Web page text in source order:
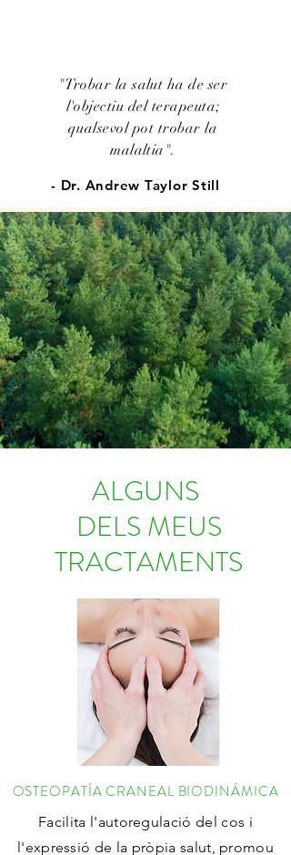
"Trobar la salut ha de ser
l'objectiu del terapeuta;
qualsevol pot trobar la
malaltia".
- Dr. Andrew Taylor Still
ALGUNS
DELS MEUS
TRACTAMENTS
OSTEOPATÍA CRANEAL BIODINÁMICA
Facilita l'autoregulació del cos i
l'expressió de la pròpia salut, promou